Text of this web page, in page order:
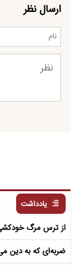
ارسال نظر
یادداشت
از ترس مرگ خودکشی
ضربه‌ای که به دین